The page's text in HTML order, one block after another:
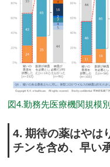
図4.勤務先医療機関規模
4. 期待の薬はやは
チンを含め、早い